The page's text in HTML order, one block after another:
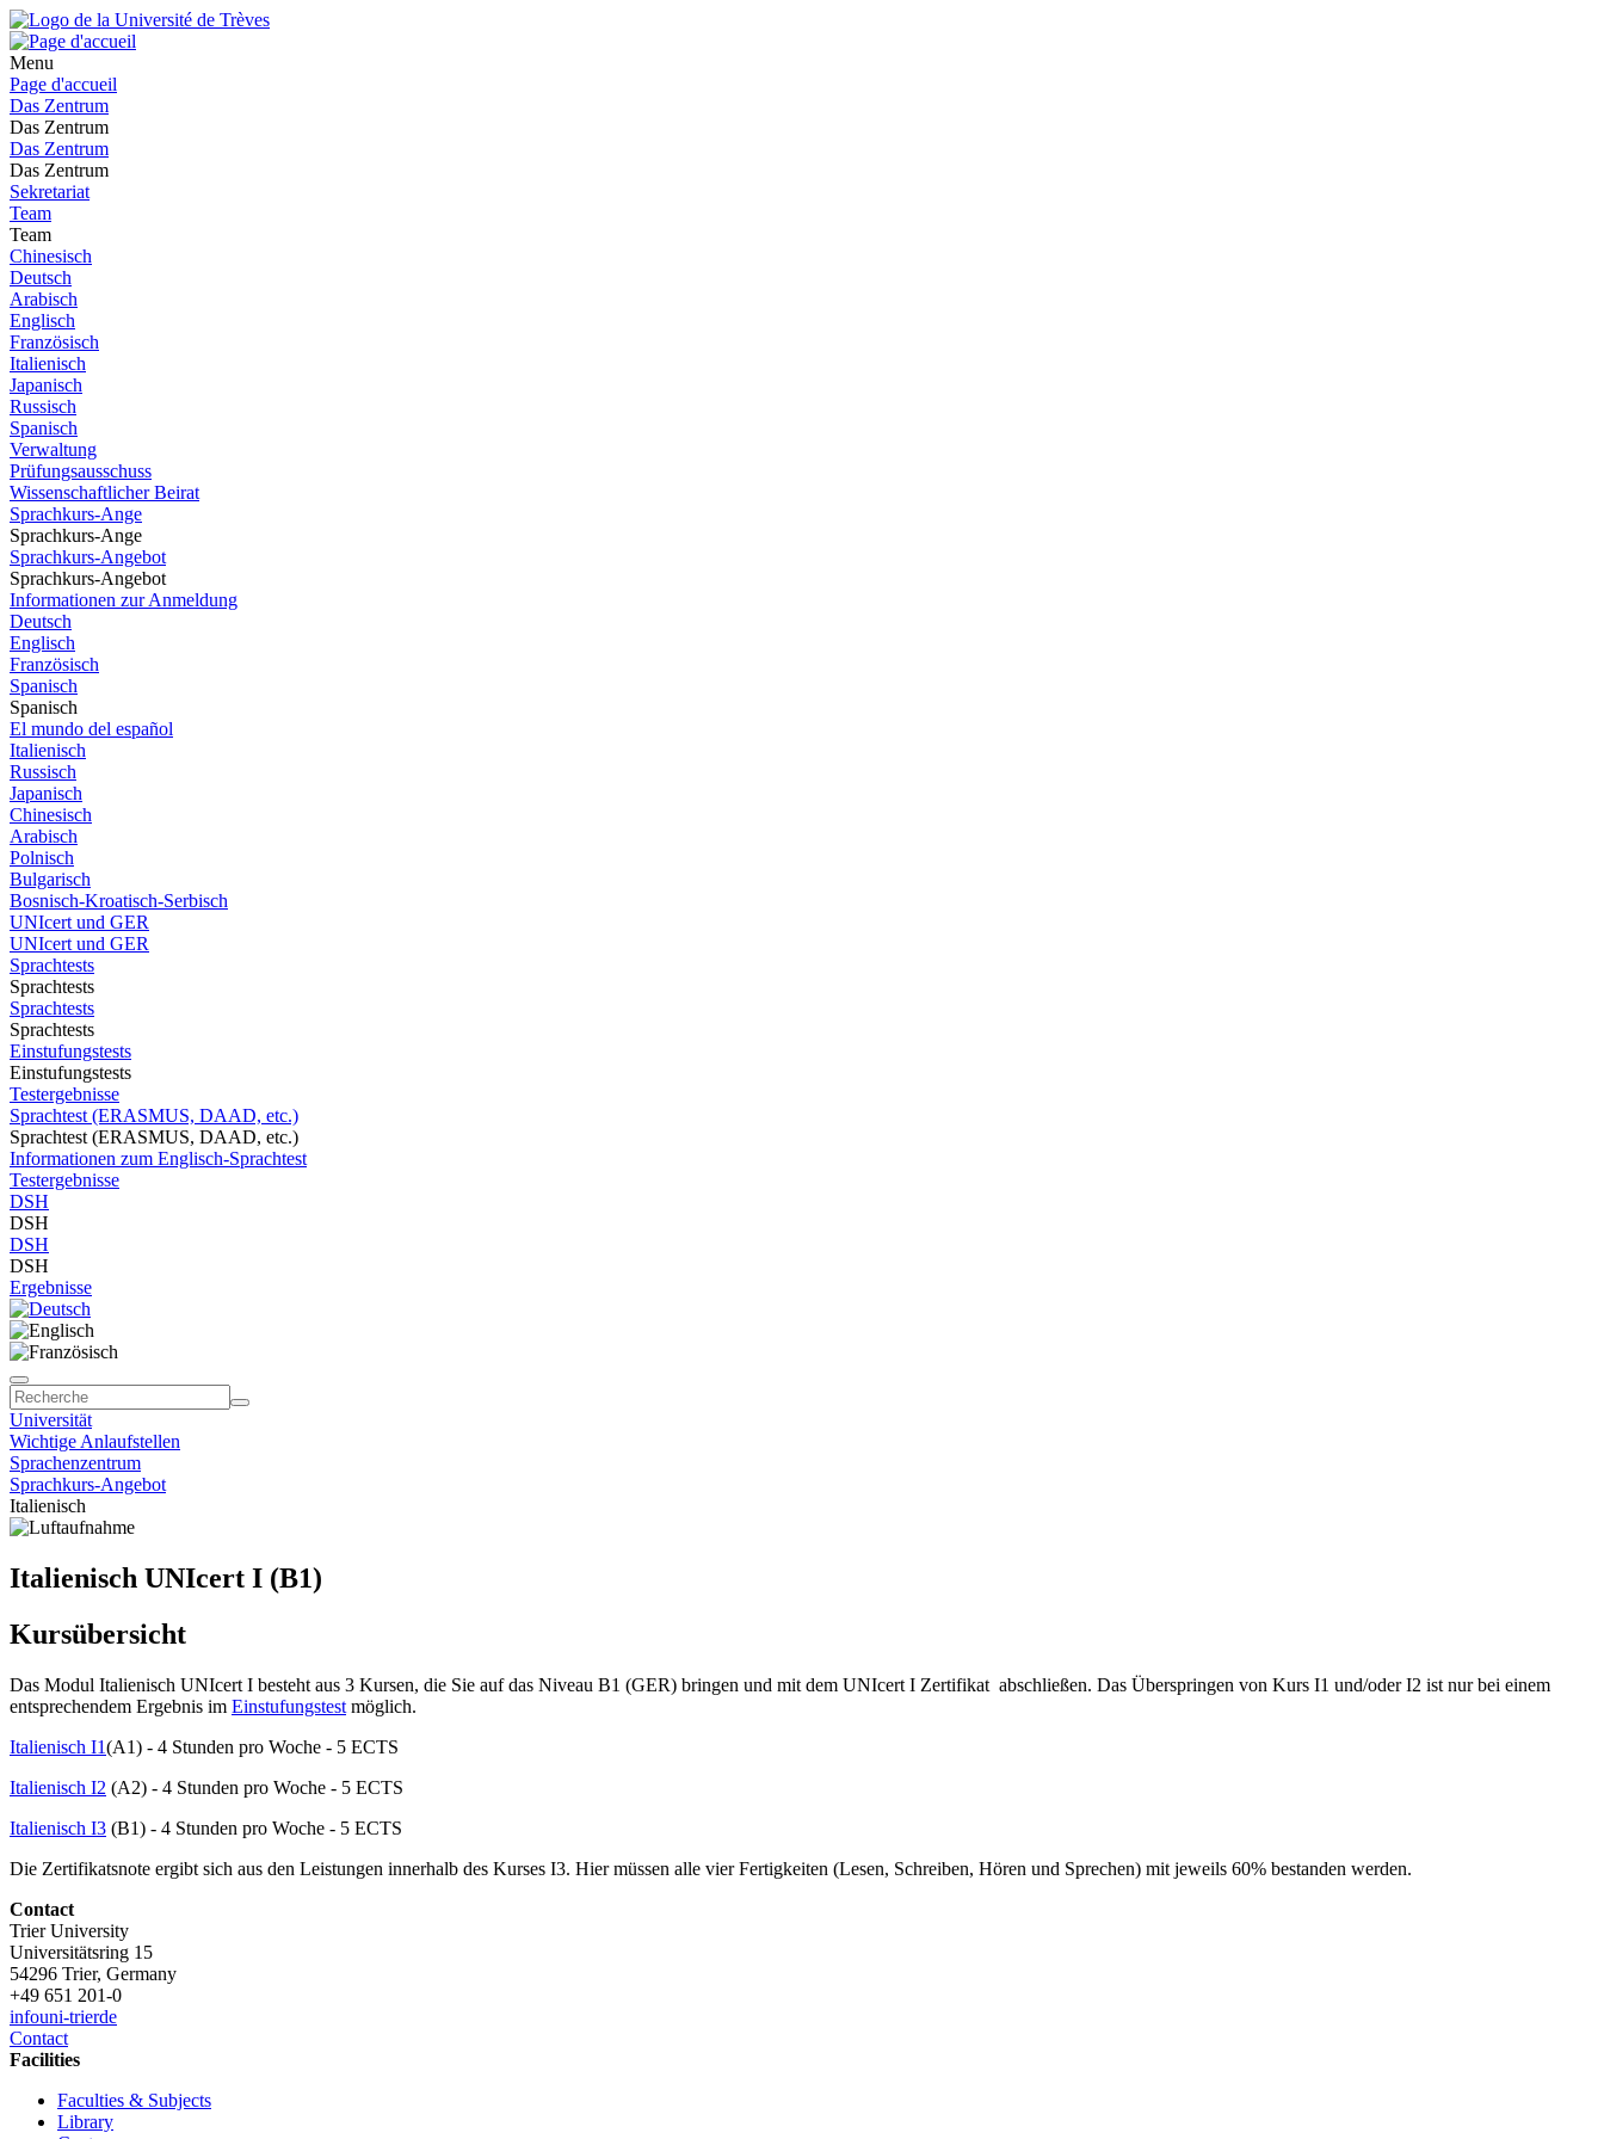
Menu
Page d'accueil
Das Zentrum
Das Zentrum
Das Zentrum
Das Zentrum
Sekretariat
Team
Team
Chinesisch
Deutsch
Arabisch
Englisch
Französisch
Italienisch
Japanisch
Russisch
Spanisch
Verwaltung
Prüfungsausschuss
Wissenschaftlicher Beirat
Sprachkurs-Ange
Sprachkurs-Ange
Sprachkurs-Angebot
Sprachkurs-Angebot
Informationen zur Anmeldung
Deutsch
Englisch
Französisch
Spanisch
Spanisch
El mundo del español
Italienisch
Russisch
Japanisch
Chinesisch
Arabisch
Polnisch
Bulgarisch
Bosnisch-Kroatisch-Serbisch
UNIcert und GER
UNIcert und GER
Sprachtests
Sprachtests
Sprachtests
Sprachtests
Einstufungstests
Einstufungstests
Testergebnisse
Sprachtest (ERASMUS, DAAD, etc.)
Sprachtest (ERASMUS, DAAD, etc.)
Informationen zum Englisch-Sprachtest
Testergebnisse
DSH
DSH
DSH
DSH
Ergebnisse
Universität
Wichtige Anlaufstellen
Sprachenzentrum
Sprachkurs-Angebot
Italienisch
Italienisch UNIcert I (B1)
Kursübersicht
Das Modul Italienisch UNIcert I besteht aus 3 Kursen, die Sie auf das Niveau B1 (GER) bringen und mit dem UNIcert I Zertifikat abschließen. Das Überspringen von Kurs I1 und/oder I2 ist nur bei einem
entsprechendem Ergebnis im Einstufungstest möglich.
Italienisch I1(A1) - 4 Stunden pro Woche - 5 ECTS
Italienisch I2 (A2) - 4 Stunden pro Woche - 5 ECTS
Italienisch I3 (B1) - 4 Stunden pro Woche - 5 ECTS
Die Zertifikatsnote ergibt sich aus den Leistungen innerhalb des Kurses I3. Hier müssen alle vier Fertigkeiten (Lesen, Schreiben, Hören und Sprechen) mit jeweils 60% bestanden werden.
Contact
Trier University
Universitätsring 15
54296 Trier, Germany
+49 651 201-0
infouni-trierde
Contact
Facilities
Faculties & Subjects
Library